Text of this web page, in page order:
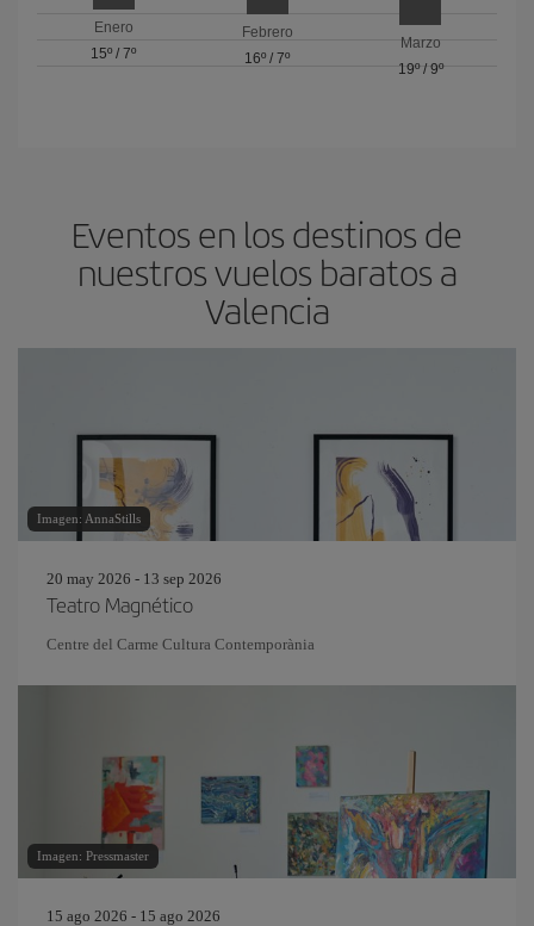
Enero
15º /7º
Febrero
16º / 7º
Marzo
19º/ 9º
Eventos en los destinos de
nuestros vuelos baratos a
Valencia
Imagen: AnnaStills
20 may 2026 - 13 sep 2026
Teatro Magnético
Centre del Carme Cultura Contemporània
Imagen: Pressmaster
15 ago 2026 - 15 ago 2026